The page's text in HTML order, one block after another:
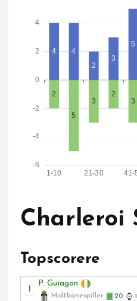
Charleroi
Topscorere
1
P. Guiagon
Midtbanespiller 20